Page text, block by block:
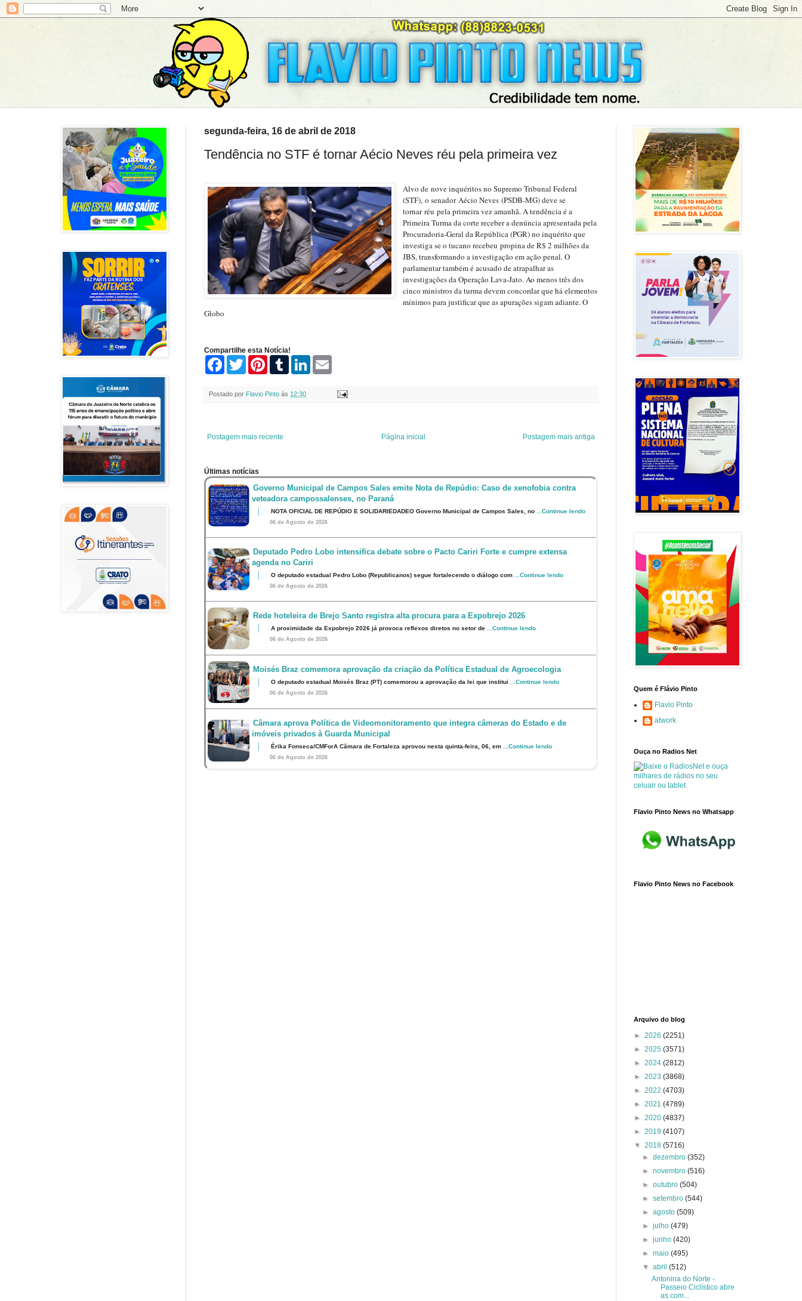
segunda-feira, 16 de abril de 2018
Tendência no STF é tornar Aécio Neves réu pela primeira vez
Alvo de nove inquéritos no Supremo Tribunal Federal
(STF), o senador Aécio Neves (PSDB-MG) deve se
tornar réu pela primeira vez amanhã. A tendência é a
Primeira Turma da corte receber a denúncia apresentada pela
Procuradoria-Geral da República (PGR) no inquérito que
investiga se o tucano recebeu propina de R$ 2 milhões da
JBS, transformando a investigação em ação penal. O
parlamentar também é acusado de atrapalhar as
investigações da Operação Lava-Jato. Ao menos três dos
cinco ministros da turma devem concordar que há elementos
mínimos para justificar que as apurações sigam adiante. O
Globo
Compartilhe esta Notícia!
F
b
T
w
t
P
e
t
T
l
L
Postado por Flavio Pinto às 12:30
Postagem mais recente Postagem mais antiga
Página inicial
Últimas notícias
Governo Municipal de Campos Sales emite Nota de Repúdio: Caso de xenofobia contra
veteadora campossalenses, no Paraná
NOTA OFICIAL DE REPÚDIO E SOLIDARIEDADEO Governo Municipal de Campos Sales, no ...Continue lendo
06 de Agosto de 2026
Deputado Pedro Lobo intensifica debate sobre o Pacto Cariri Forte e cumpre extensa
agenda no Cariri
O deputado estadual Pedro Lobo (Republicanos) segue fortalecendo o diálogo com ...Continue lendo
06 de Agosto de 2026
Rede hoteleira de Brejo Santo registra alta procura para a Expobrejo 2026
A proximidade da Expobrejo 2026 já provoca reflexos diretos no setor de ...Continue lendo
06 de Agosto de 2026
Moisés Braz comemora aprovação da criação da Política Estadual de Agroecologia
O deputado estadual Moisés Braz (PT) comemorou a aprovação da lei que institui ...Continue lendo
06 de Agosto de 2026
Câmara aprova Política de Videomonitoramento que integra câmeras do Estado e de
imóveis privados à Guarda Municipal
Érika Fonseca/CMForA Câmara de Fortaleza aprovou nesta quinta-feira, 06, em ...Continue lendo
06 de Agosto de 2026
Quem é Flávio Pinto
Flavio Pinto
atwork
Ouça no Radios Net
Flavio Pinto News no Whatsapp
Flavio Pinto News no Facebook
Arquivo do blog
► 2026 (2251)
► 2025 (3571)
► 2024 (2812)
► 2023 (3868)
► 2022 (4703)
► 2021 (4789)
► 2020 (4837)
► 2019 (4107)
▼ 2018 (5716)
►dezembro(352)
►novembro(516)
►outubro(504)
►setembro(544)
►agosto(509)
►julho(479)
►junho(420)
►maio(495)
▼abril(512)
Antonina do Norte -
Passeio Ciclístico abre
as com...